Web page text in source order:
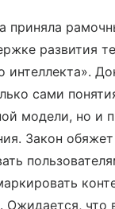
приняла
развития
интеллекта».
сами
модели, но и
Закон
что